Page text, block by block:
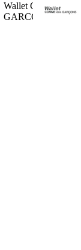
Wallet COMME des
GARCONS